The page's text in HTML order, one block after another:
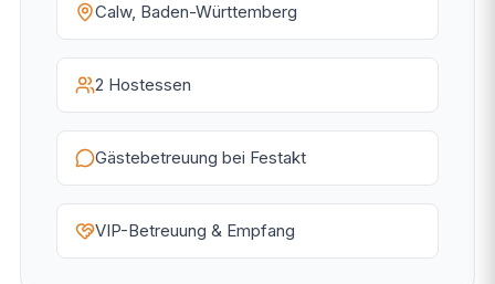
Calw, Baden-Württemberg
2 Hostessen
Gästebetreuung bei Festakt
VIP-Betreuung & Empfang